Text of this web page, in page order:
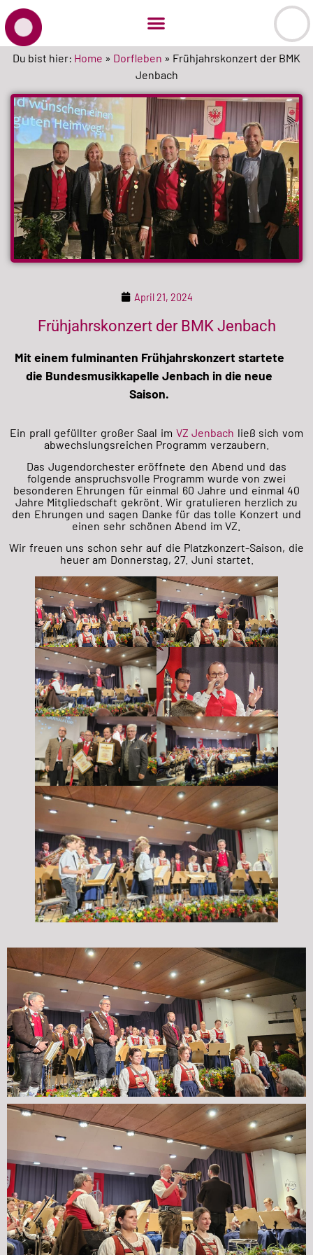
Du bist hier: Home » Dorfleben » Frühjahrskonzert der BMK
Jenbach
April 21, 2024
Frühjahrskonzert der BMK Jenbach
Mit einem fulminanten Frühjahrskonzert startete
die Bundesmusikkapelle Jenbach in die neue
Saison.
Ein prall gefüllter großer Saal im VZ Jenbach ließ sich vom
abwechslungsreichen Programm verzaubern.
Das Jugendorchester eröffnete den Abend und das
folgende anspruchsvolle Programm wurde von zwei
besonderen Ehrungen für einmal 60 Jahre und einmal 40
Jahre Mitgliedschaft gekrönt. Wir gratulieren herzlich zu
den Ehrungen und sagen Danke für das tolle Konzert und
einen sehr schönen Abend im VZ.
Wir freuen uns schon sehr auf die Platzkonzert-Saison, die
heuer am Donnerstag, 27. Juni startet.